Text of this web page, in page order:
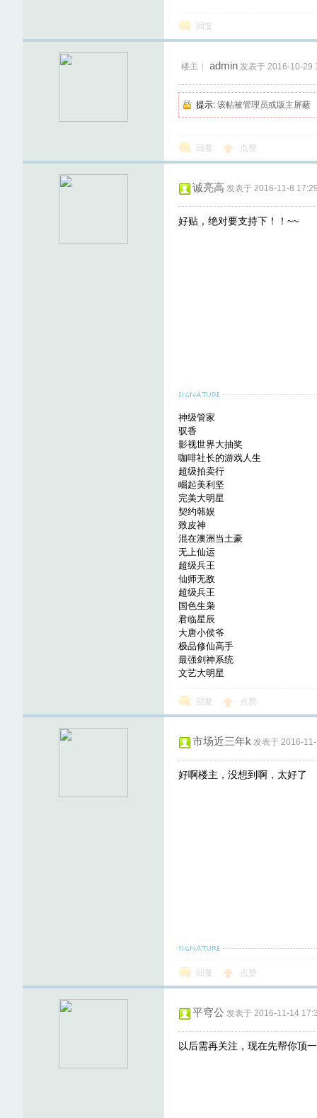
回复
楼主 admin 发表于 2016-10-29
提示: 该帖被管理员或版主屏蔽
回复 点赞
诚亮高 发表于 2016-11-8
好贴，绝对要支持下！！~~
神级管家
驭香
影视世界大抽奖
咖啡社长的游戏人生
超级拍卖行
崛起美利坚
完美大明星
契约韩娱
致皮神
混在澳洲当土豪
无上仙运
超级兵王
仙师无敌
超级兵王
国色生枭
君临星辰
大唐小侯爷
极品修仙高手
最强剑神系统
文艺大明星
回复 点赞
市场近三年k 发表于 2016-
好啊楼主，没想到啊，太好了
回复 点赞
平穹公 发表于 2016-11-14
以后需再关注，现在先帮你顶